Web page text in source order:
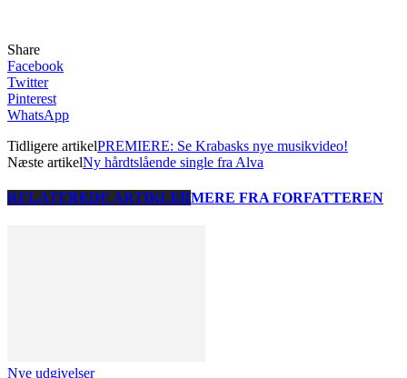
Share
Facebook
Twitter
Pinterest
WhatsApp
Tidligere artikelPREMIERE: Se Krabasks nye musikvideo!
Næste artikelNy hårdtslående single fra Alva
RELATEREDE ARTIKLERMERE FRA FORFATTEREN
Nye udgivelser